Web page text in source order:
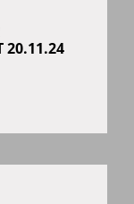
20.11.24